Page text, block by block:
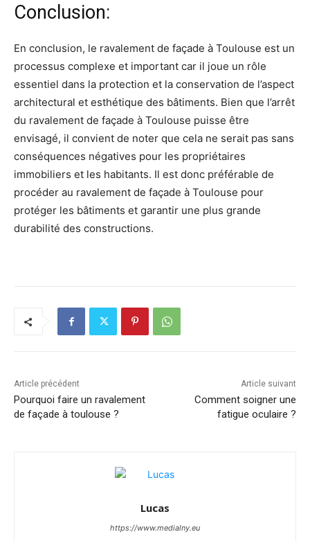
Conclusion:
En conclusion, le ravalement de façade à Toulouse est un
processus complexe et important car il joue un rôle
essentiel dans la protection et la conservation de l’aspect
architectural et esthétique des bâtiments. Bien que l’arrêt
du ravalement de façade à Toulouse puisse être
envisagé, il convient de noter que cela ne serait pas sans
conséquences négatives pour les propriétaires
immobiliers et les habitants. Il est donc préférable de
procéder au ravalement de façade à Toulouse pour
protéger les bâtiments et garantir une plus grande
durabilité des constructions.
Article précédent
Pourquoi faire un ravalement
de façade à toulouse ?
Article suivant
Comment soigner une
fatigue oculaire ?
Lucas
https://www.medialny.eu